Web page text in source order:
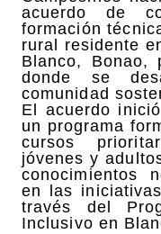
acuerdo de
formación
rural residente
Blanco, Bonao,
donde se
comunidad
El acuerdo
un programa
cursos
jóvenes y
conocimientos
en las
través del
Inclusivo en